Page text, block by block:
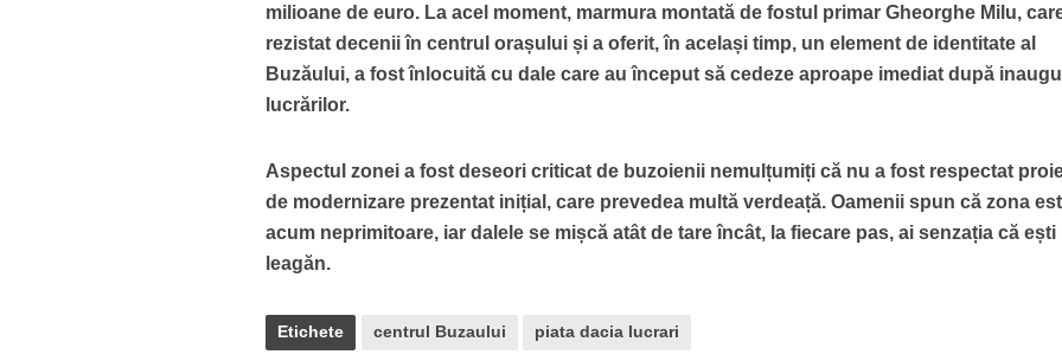
milioane de euro. La acel moment, marmura montată de fostul primar Gheorghe Milu,
rezistat decenii în centrul orașului și a oferit, în același timp, un element de identitate al
Buzăului, a fost înlocuită cu dale care au început să cedeze aproape imediat după
lucrărilor.
Aspectul zonei a fost deseori criticat de buzoienii nemulțumiți că nu a fost respectat
de modernizare prezentat inițial, care prevedea multă verdeață. Oamenii spun că zona
acum neprimitoare, iar dalele se mișcă atât de tare încât, la fiecare pas, ai senzația că ești
leagăn.
Etichete centrul Buzaului piata dacia lucrari